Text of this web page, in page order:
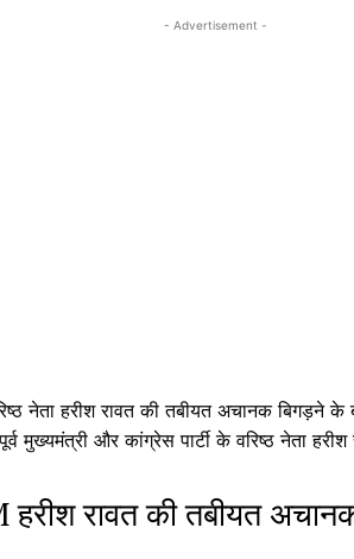
- Advertisement -
हरीश रावत की तबीयत अचानक बिगड़ने के
मुख्यमंत्री और कांग्रेस पार्टी के वरिष्ठ नेता
रावत की तबीयत